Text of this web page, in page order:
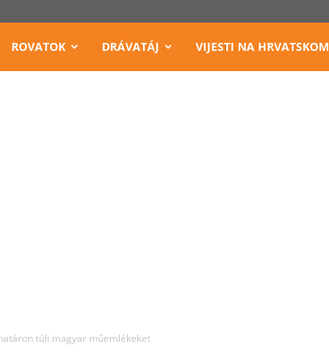
ROVATOK DRÁVATÁJ VIJESTI NA HRVATSKOM
túli magyar műemlékeket